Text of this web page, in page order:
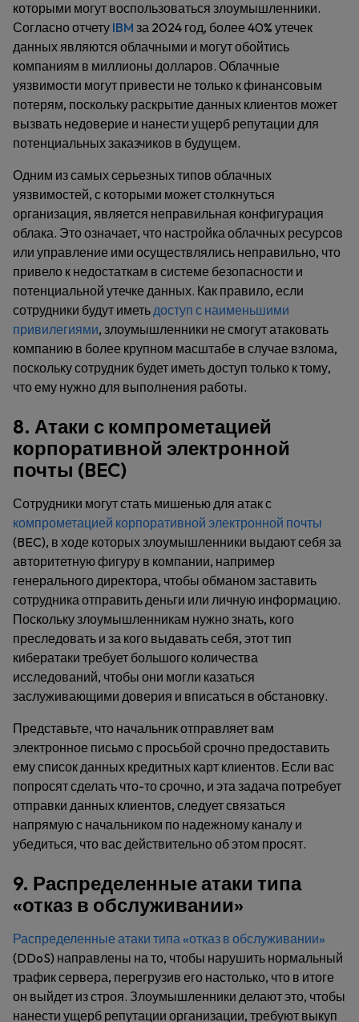
которыми могут воспользоваться злоумышленники.
Согласно отчету IBM за 2024 год, более 40% утечек
данных являются облачными и могут обойтись
компаниям в миллионы долларов. Облачные
уязвимости могут привести не только к финансовым
потерям, поскольку раскрытие данных клиентов может
вызвать недоверие и нанести ущерб репутации для
потенциальных заказчиков в будущем.
Одним из самых серьезных типов облачных
уязвимостей, с которыми может столкнуться
организация, является неправильная конфигурация
облака. Это означает, что настройка облачных ресурсов
или управление ими осуществлялись неправильно, что
привело к недостаткам в системе безопасности и
потенциальной утечке данных. Как правило, если
сотрудники будут иметьдоступ с наименьшими
привилегиями, злоумышленники не смогут атаковать
компанию в более крупном масштабе в случае взлома,
поскольку сотрудник будет иметь доступ только к тому,
что ему нужно для выполнения работы.
8. Атаки с компрометацией
корпоративной электронной
почты (BEC)
Сотрудники могут стать мишенью для атак с
компрометацией корпоративной электронной почты
(BEC), в ходе которых злоумышленники выдают себя за
авторитетную фигуру в компании, например
генерального директора, чтобы обманом заставить
сотрудника отправить деньги или личную информацию.
Поскольку злоумышленникам нужно знать, кого
преследовать и за кого выдавать себя, этот тип
кибератаки требует большого количества
исследований, чтобы они могли казаться
заслуживающими доверия и вписаться в обстановку.
Представьте, что начальник отправляет вам
электронное письмо с просьбой срочно предоставить
ему список данных кредитных карт клиентов. Если вас
попросят сделать что-то срочно, и эта задача потребует
отправки данных клиентов, следует связаться
напрямую с начальником по надежному каналу и
убедиться, что вас действительно об этом просят.
9. Распределенные атаки типа
«отказ в обслуживании»
Распределенные атаки типа «отказ в обслуживании»
(DDoS) направлены на то, чтобы нарушить нормальный
трафик сервера, перегрузив его настолько, что в итоге
он выйдет из строя. Злоумышленники делают это, чтобы
нанести ущерб репутации организации, требуют выкуп